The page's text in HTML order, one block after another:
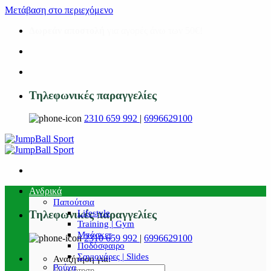
Μετάβαση στο περιεχόμενο
Τηλεφωνικές παραγγελίες
2310 659 992 | 6996629100
Τηλεφωνικές παραγγελίες
2310 659 992 | 6996629100
Αναζήτηση για:
Ανδρικά
Παπούτσια
Lifestyle
Training | Gym
Μπάσκετ
Ποδόσφαιρο
Σαγιονάρες | Slides
Ρούχα